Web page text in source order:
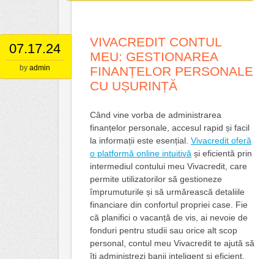
07.17.24
by admin
VIVACREDIT CONTUL
MEU: GESTIONAREA
FINANȚELOR PERSONALE
CU UȘURINȚĂ
Când vine vorba de administrarea
finanțelor personale, accesul rapid și facil
la informații este esențial. Vivacredit oferă
o platformă online intuitivă și eficientă prin
intermediul contului meu Vivacredit, care
permite utilizatorilor să gestioneze
împrumuturile și să urmărească detaliile
financiare din confortul propriei case. Fie
că planifici o vacanță de vis, ai nevoie de
fonduri pentru studii sau orice alt scop
personal, contul meu Vivacredit te ajută să
îți administrezi banii inteligent și eficient.